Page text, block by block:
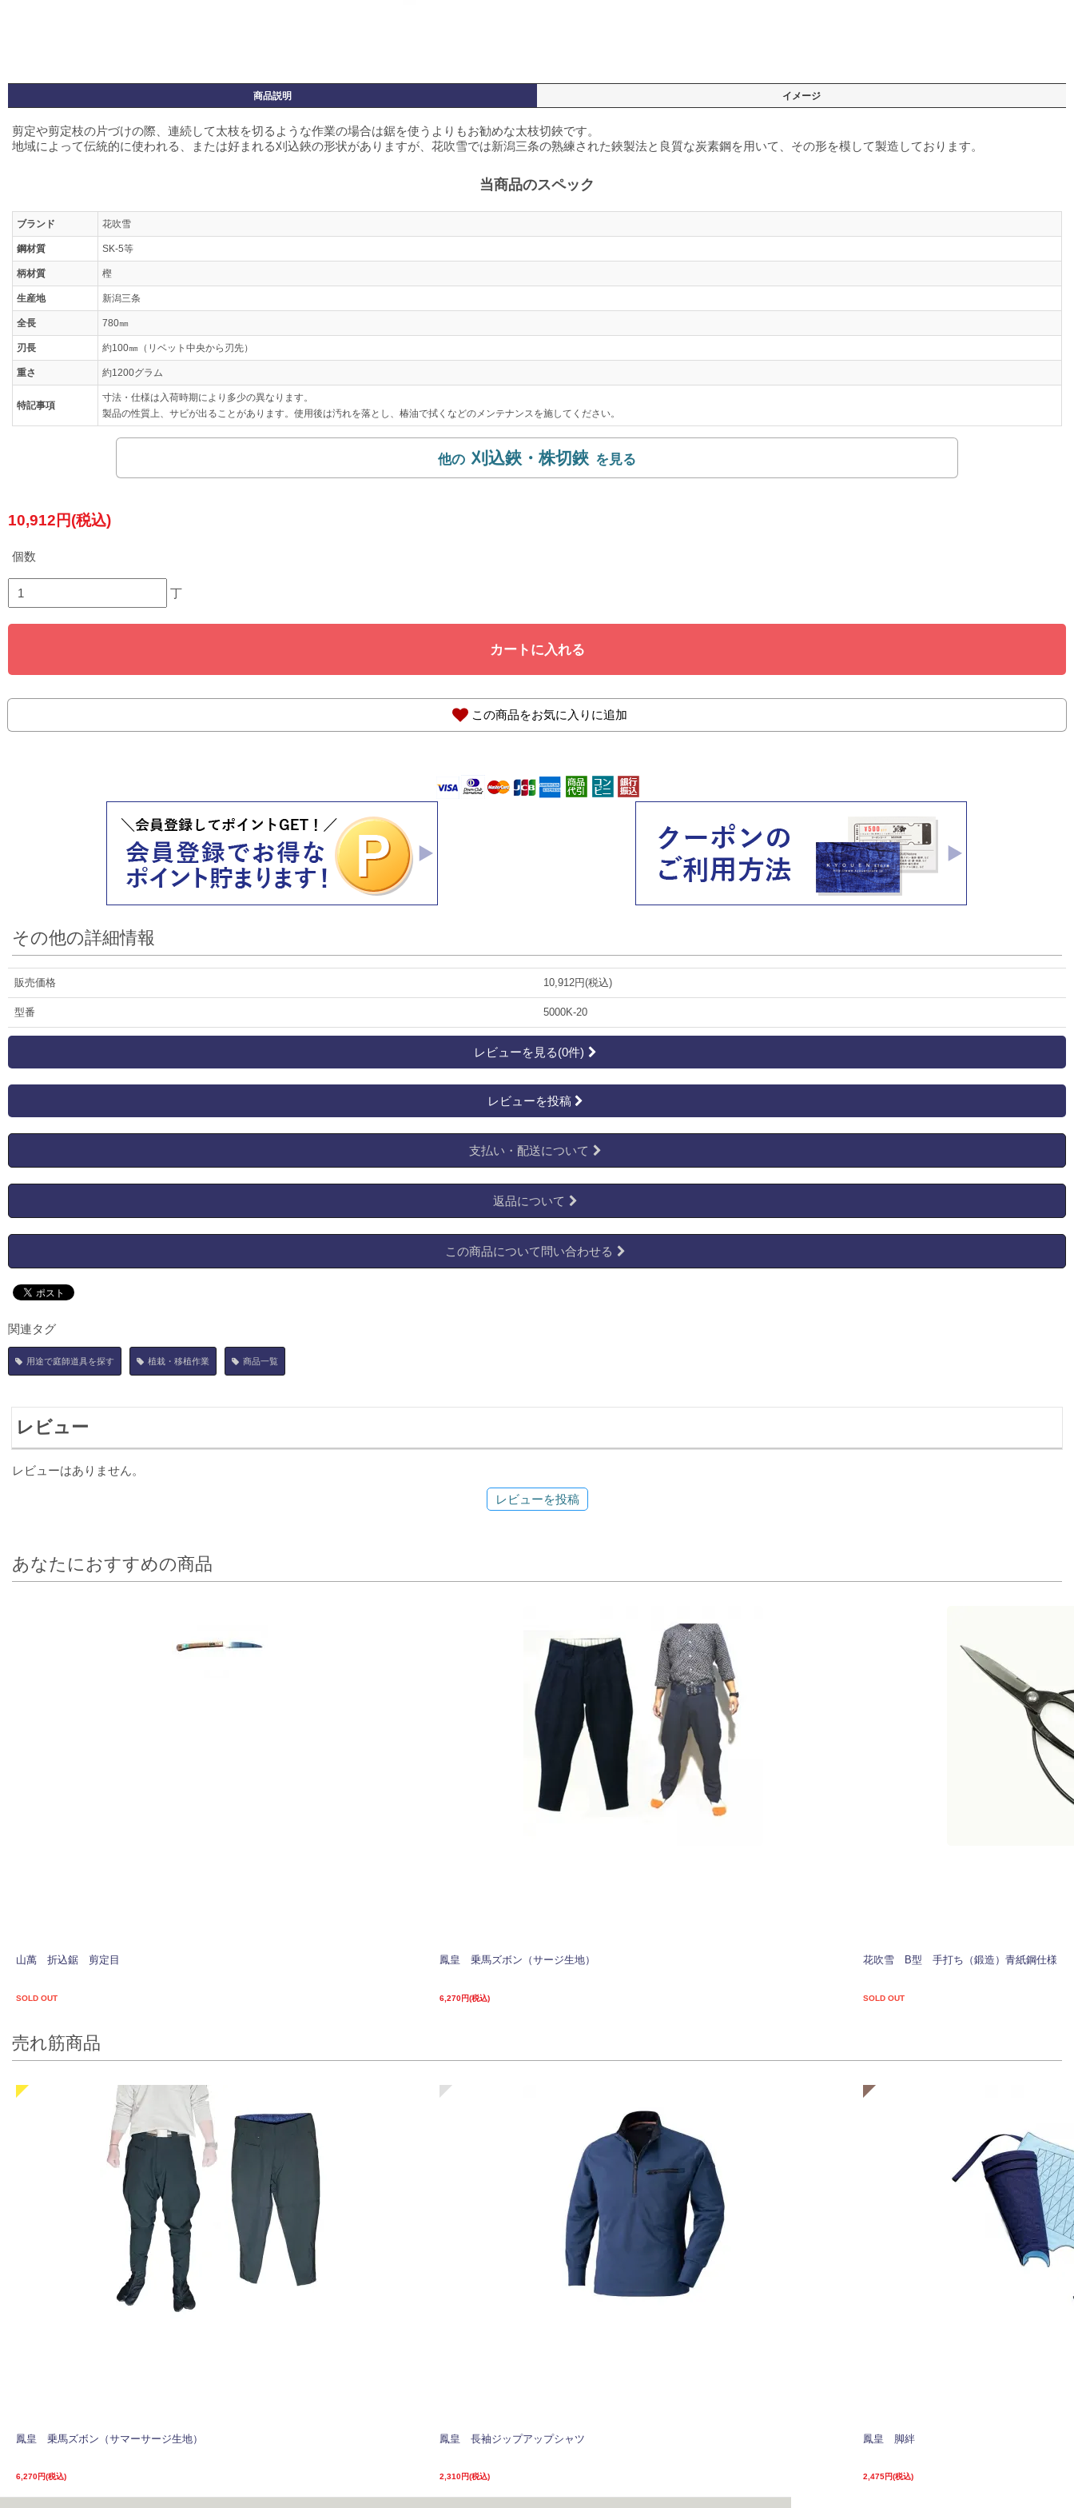
商品説明 イメージ
剪定や剪定枝の片づけの際、連続して太枝を切るような作業の場合は鋸を使うよりもお勧めな太枝切鋏です。
地域によって伝統的に使われる、または好まれる刈込鋏の形状がありますが、花吹雪では新潟三条の熟練された鋏製法と良質な炭素鋼を用いて、その形を模して製造しております。
当商品のスペック
ブランド 花吹雪
鋼材質 SK-5等
柄材質 樫
生産地 新潟三条
全長 780㎜
刃長 約100㎜（リベット中央から刃先）
重さ 約1200グラム
特記事項
寸法・仕様は入荷時期により多少の異なります。
製品の性質上、サビが出ることがあります。使用後は汚れを落とし、椿油で拭くなどのメンテナンスを施してください。
刈込鋏・株切鋏
10,912円(税込)
個数
丁
カートに入れる
この商品をお気に入りに追加
その他の詳細情報
販売価格 10,912円(税込)
型番 5000K-20
レビューを見る(0件)
レビューを投稿
支払い・配送について
返品について
この商品について問い合わせる
関連タグ
用途で庭師道具を探す 植栽・移植作業 商品一覧
レビュー
レビューはありません。
レビューを投稿
あなたにおすすめの商品
山萬 折込鋸 剪定目
SOLD OUT
鳳皇 乗馬ズボン（サージ生地）
6,270円(税込)
花吹雪 B型 手打ち（鍛造）青紙鋼仕様
SOLD OUT
売れ筋商品
鳳皇 乗馬ズボン（サマーサージ生地）
6,270円(税込)
鳳皇 長袖ジップアップシャツ
2,310円(税込)
鳳皇 脚絆
2,475円(税込)